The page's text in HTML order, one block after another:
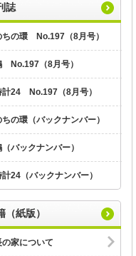
誌
ちの環 No.197（8月号）
No.197（8月号）
計24 No.197（8月号）
ちの環（バックナンバー）
（バックナンバー）
計24（バックナンバー）
（紙版）
の家について